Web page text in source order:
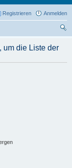
Anmelden
Registrieren
um die Liste der